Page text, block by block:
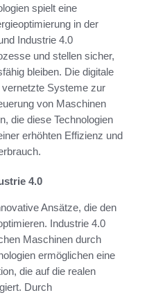
spielt eine
in der
Industrie 4.0
und stellen sicher,
bleiben. Die digitale
Systeme zur
von Maschinen
die diese Technologien
erhöhten Effizienz und
4.0
Ansätze, die den
Industrie 4.0
Maschinen durch
ermöglichen eine
die auf die realen
Durch